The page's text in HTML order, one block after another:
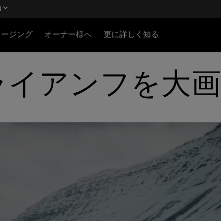
ジング オーナー様へ 更に詳しく知る
イアンフを大